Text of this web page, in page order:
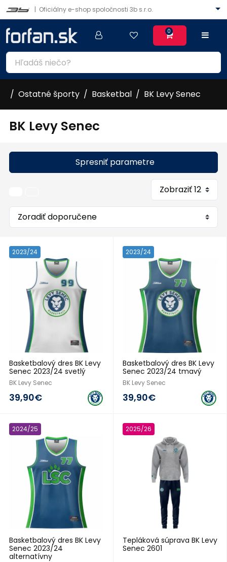
| Oficiálny e-shop spoločnosti 3b s.r.o.
0
Ostatné športy Basketbal BK Levy Senec
BK Levy Senec
Spresniť parametre
2023/24
Basketbalový dres BK Levy
Senec 2023/24 svetlý
BK Levy Senec
39,90€
2023/24
Basketbalový dres BK Levy
Senec 2023/24 tmavý
BK Levy Senec
39,90€
2024/25
Basketbalový dres BK Levy
Senec 2023/24
alternatívny
2025/26
Tepláková súprava BK Levy
Senec 2601